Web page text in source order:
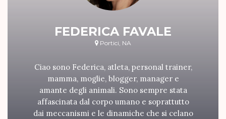
FEDERICA FAVALE
Portici, NA
Ciao sono Federica, atleta, personal trainer,
mamma, moglie, blogger, manager e
amante degli animali. Sono sempre stata
affascinata dal corpo umano e soprattutto
dai meccanismi e le dinamiche che si celano